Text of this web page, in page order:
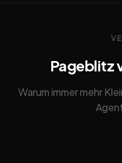
Pageblitz
Warum immer mehr